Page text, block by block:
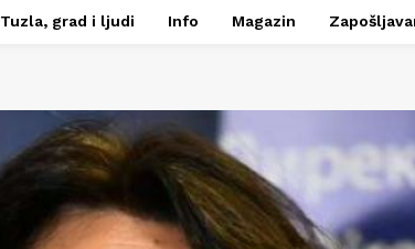
Tuzla, grad i ljudi Info Magazin